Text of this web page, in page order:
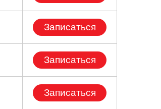
Записаться
Записаться
Записаться